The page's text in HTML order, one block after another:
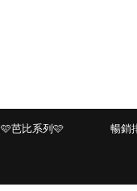
🩷芭比系列🩷 暢銷